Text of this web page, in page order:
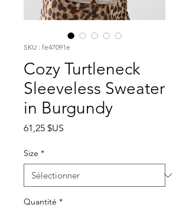
SKU : fe47091e
Cozy Turtleneck
Sleeveless Sweater
in Burgundy
61,25 $US
Size *
Quantité *